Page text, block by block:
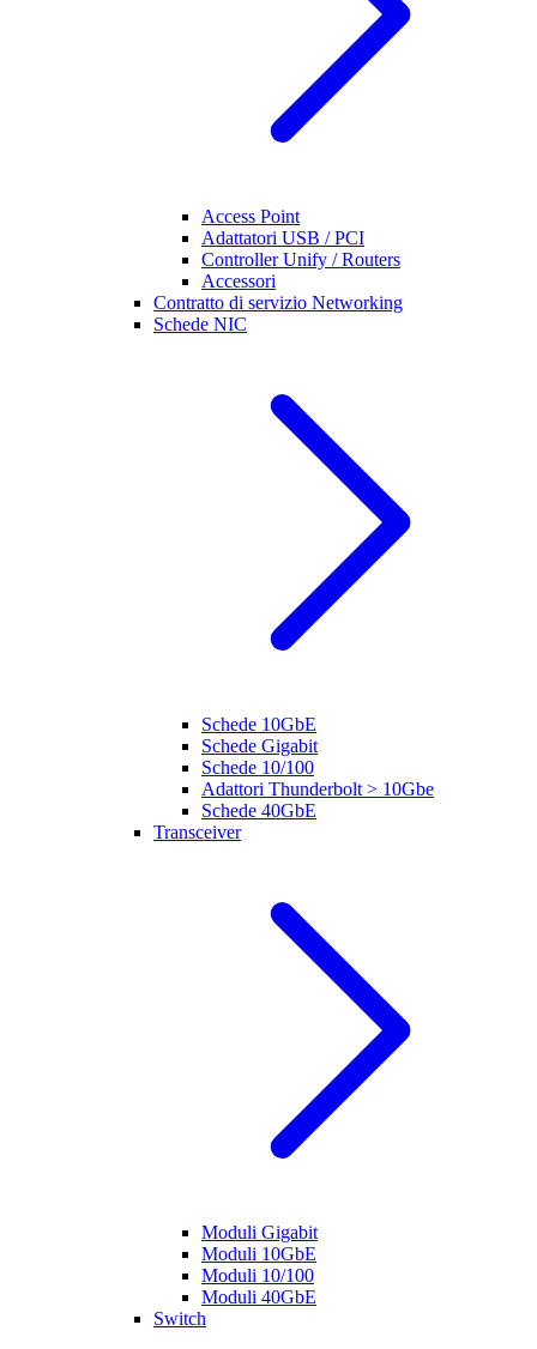
Access Point
Adattatori USB / PCI
Controller Unify / Routers
Accessori
Contratto di servizio Networking
Schede NIC
Schede 10GbE
Schede Gigabit
Schede 10/100
Adattori Thunderbolt > 10Gbe
Schede 40GbE
Transceiver
Moduli Gigabit
Moduli 10GbE
Moduli 10/100
Moduli 40GbE
Switch